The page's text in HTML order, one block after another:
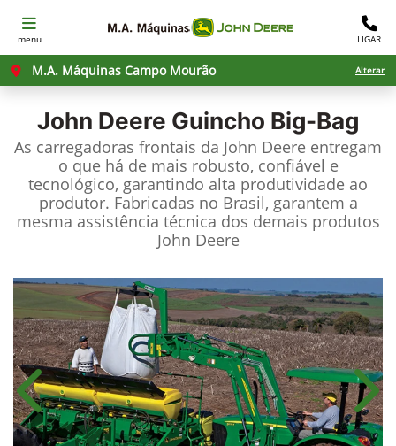
menu LIGAR
M.A. Máquinas Campo Mourão Alterar
John Deere Guincho Big-Bag
As carregadoras frontais da John Deere entregam
o que há de mais robusto, confiável e
tecnológico, garantindo alta produtividade ao
produtor. Fabricadas no Brasil, garantem a
mesma assistência técnica dos demais produtos
John Deere
Anterior